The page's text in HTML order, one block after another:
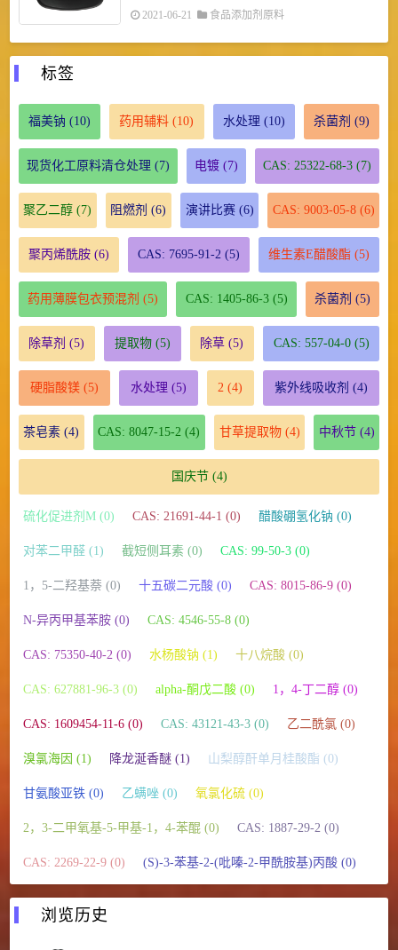
2021-06-21 食品添加剂原料
标签
福美钠 (10) 药用辅料 (10) 水处理 (10) 杀菌剂 (9)
现货化工原料清仓处理 (7) 电镀 (7) CAS: 25322-68-3 (7)
聚乙二醇 (7) 阻燃剂 (6) 演讲比赛(6) CAS: 9003-05-8(6)
聚丙烯酰胺(6) CAS: 7695-91-2 (5) 维生素E醋酸酯 (5)
药用薄膜包衣预混剂 (5) CAS: 1405-86-3(5) 杀菌剂 (5)
除草剂 (5) 提取物(5) 除草 (5) CAS: 557-04-0(5)
硬脂酸镁(5) 水处理 (5) 2 (4) 紫外线吸收剂 (4)
茶皂素 (4) CAS: 8047-15-2 (4) 甘草提取物(4) 中秋节(4)
国庆节(4)
硫化促进剂M (0) CAS: 21691-44-1 (0) 醋酸硼氢化钠 (0)
对苯二甲醛 (1) 截短侧耳素 (0) CAS: 99-50-3 (0)
1，5-二羟基萘 (0) 十五碳二元酸 (0) CAS: 8015-86-9 (0)
N-异丙甲基苯胺 (0) CAS: 4546-55-8 (0)
CAS: 75350-40-2 (0) 水杨酸钠 (1) 十八烷酸 (0)
CAS: 627881-96-3 (0) alpha-酮戊二酸 (0) 1，4-丁二醇 (0)
CAS: 1609454-11-6 (0) CAS: 43121-43-3 (0) 乙二酰氯 (0)
溴氯海因 (1) 降龙涎香醚 (1) 山梨醇酐单月桂酸酯 (0)
甘氨酸亚铁 (0) 乙螨唑 (0) 氧氯化硫 (0)
2，3-二甲氧基-5-甲基-1，4-苯醌 (0) CAS: 1887-29-2 (0)
CAS: 2269-22-9 (0) (S)-3-苯基-2-(吡嗪-2-甲酰胺基)丙酸 (0)
浏览历史